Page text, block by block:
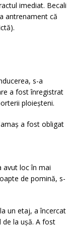
imediat. Becali
antrenament că
s-a
a fost înregistrat
ploieșteni.
a fost obligat
avut loc în mai
de pomină, s-
un etaj, a încercat
la ușă. A fost